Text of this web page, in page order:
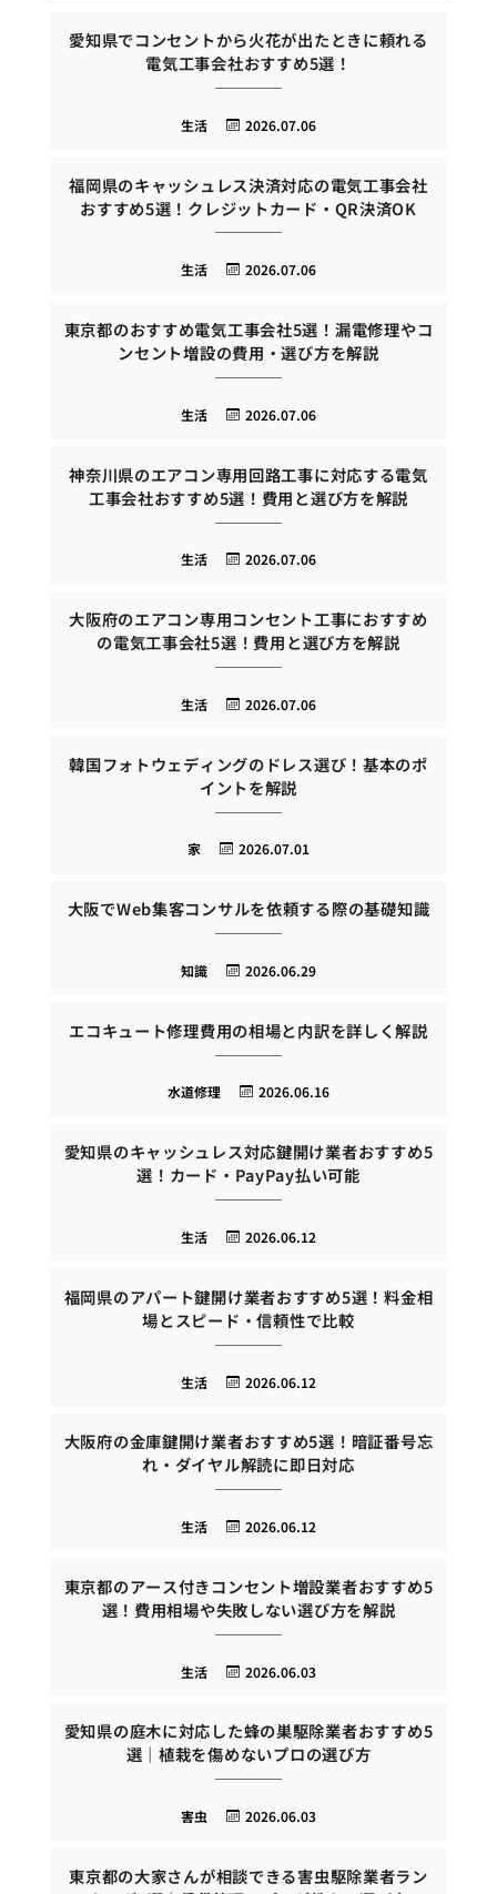
愛知県でコンセントから火花が出たときに頼れる
電気工事会社おすすめ5選！
2026.07.06
生活
福岡県のキャッシュレス決済対応の電気工事会社
おすすめ5選！クレジットカード・QR決済OK
2026.07.06
生活
東京都のおすすめ電気工事会社5選！漏電修理やコ
ンセント増設の費用・選び方を解説
2026.07.06
生活
神奈川県のエアコン専用回路工事に対応する電気
工事会社おすすめ5選！費用と選び方を解説
2026.07.06
生活
大阪府のエアコン専用コンセント工事におすすめ
の電気工事会社5選！費用と選び方を解説
2026.07.06
生活
韓国フォトウェディングのドレス選び！基本のポ
イントを解説
2026.07.01
家
大阪でWeb集客コンサルを依頼する際の基礎知識
2026.06.29
知識
エコキュート修理費用の相場と内訳を詳しく解説
2026.06.16
水道修理
愛知県のキャッシュレス対応鍵開け業者おすすめ5
選！カード・PayPay払い可能
2026.06.12
生活
福岡県のアパート鍵開け業者おすすめ5選！料金相
場とスピード・信頼性で比較
2026.06.12
生活
大阪府の金庫鍵開け業者おすすめ5選！暗証番号忘
れ・ダイヤル解読に即日対応
2026.06.12
生活
東京都のアース付きコンセント増設業者おすすめ5
選！費用相場や失敗しない選び方を解説
2026.06.03
生活
愛知県の庭木に対応した蜂の巣駆除業者おすすめ5
選｜植栽を傷めないプロの選び方
2026.06.03
害虫
東京都の大家さんが相談できる害虫駆除業者ラン